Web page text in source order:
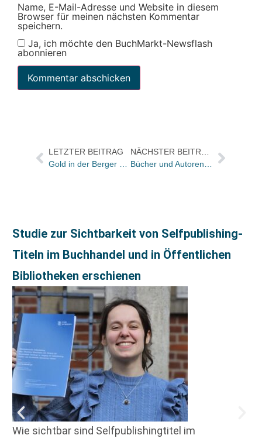
Name, E-Mail-Adresse und Website in diesem
Browser für meinen nächsten Kommentar
speichern.
Ja, ich möchte den BuchMarkt-Newsflash
abonnieren
LETZTER BEITRAG
Studie zur Sichtbarkeit von Selfpublishing-
Titeln im Buchhandel und in Öffentlichen
Bibliotheken erschienen
Wie sichtbar sind Selfpublishingtitel im